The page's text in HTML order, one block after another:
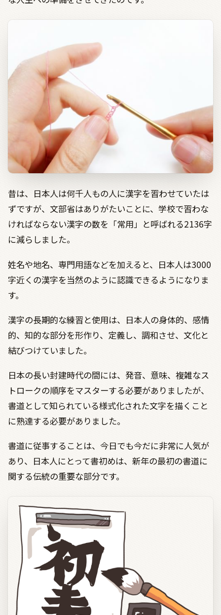
昔は、日本人は何千人もの人に漢字を習わせていたは
ずですが、文部省はありがたいことに、学校で習わな
ければならない漢字の数を「常用」と呼ばれる2136字
に減らしました。
姓名や地名、専門用語などを加えると、日本人は3000
字近くの漢字を当然のように認識できるようになりま
す。
漢字の長期的な練習と使用は、日本人の身体的、感情
的、知的な部分を形作り、定義し、調和させ、文化と
結びつけていました。
日本の長い封建時代の間には、発音、意味、複雑なス
トロークの順序をマスターする必要がありましたが、
書道として知られている様式化された文字を描くこと
に熟達する必要がありました。
書道に従事することは、今日でも今だに非常に人気が
あり、日本人にとって書初めは、新年の最初の書道に
関する伝統の重要な部分です。